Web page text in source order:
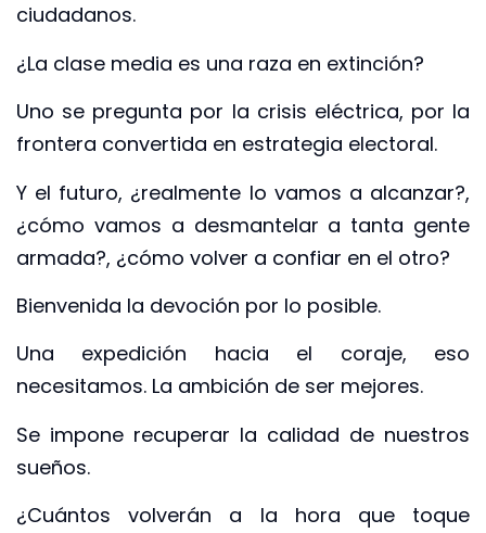
ciudadanos.
¿La clase media es una raza en extinción?
Uno se pregunta por la crisis eléctrica, por la
frontera convertida en estrategia electoral.
Y el futuro, ¿realmente lo vamos a alcanzar?,
¿cómo vamos a desmantelar a tanta gente
armada?, ¿cómo volver a confiar en el otro?
Bienvenida la devoción por lo posible.
Una expedición hacia el coraje, eso
necesitamos. La ambición de ser mejores.
Se impone recuperar la calidad de nuestros
sueños.
¿Cuántos volverán a la hora que toque